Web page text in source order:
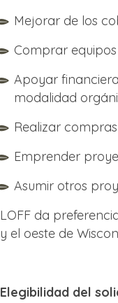
Mejorar de los
Comprar
Apoyar
modalidad
Realizar
Emprender
Asumir otros
LOFF da
y el oeste de
Elegibilidad del